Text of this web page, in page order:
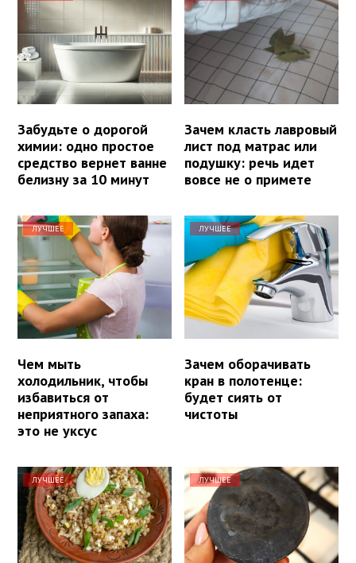
Забудьте о дорогой
химии: одно простое
средство вернет ванне
белизну за 10 минут
Зачем класть лавровый
лист под матрас или
подушку: речь идет
вовсе не о примете
ЛУЧШЕЕ
Чем мыть
холодильник, чтобы
избавиться от
неприятного запаха:
это не уксус
ЛУЧШЕЕ
Зачем оборачивать
кран в полотенце:
будет сиять от
чистоты
ЛУЧШЕЕ ЛУЧШЕЕ